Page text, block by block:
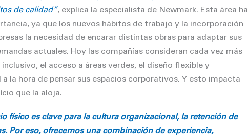
de calidad”, explica la especialista de Newmark. Esta área ha
ya que los nuevos hábitos de trabajo y la incorporación
la necesidad de encarar distintas obras para adaptar sus
actuales. Hoy las compañías consideran cada vez más
el acceso a áreas verdes, el diseño ﬂexible y
la hora de pensar sus espacios corporativos. Y esto impacta
que la aloja.
físico es clave para la cultura organizacional, la retención de
Por eso, ofrecemos una combinación de experiencia,